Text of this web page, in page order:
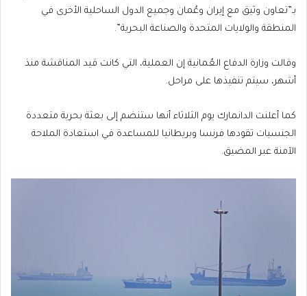
بـ”تعاون وثيق مع إيران وعُمان وجميع الدول الساحلية الأخرى في
المنطقة والولايات المتحدة والصناعة البحرية”.
وقالت وزارة الدفاع العُمانية إن العملية، التي كانت قيد المناقشة منذ
أشهر، سيتم تنفيذها على مراحل.
كما أعلنت الدانمارك يوم الثلاثاء أنها ستنضم إلى بعثة بحرية متعددة
الجنسيات تقودها فرنسا وبريطانيا للمساعدة في استعادة الملاحة
الآمنة عبر المضيق.